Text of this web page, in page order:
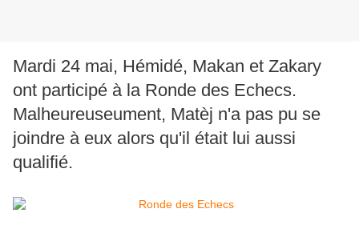
Mardi 24 mai, Hémidé, Makan et Zakary
ont participé à la Ronde des Echecs.
Malheureuseument, Matèj n'a pas pu se
joindre à eux alors qu'il était lui aussi
qualifié.